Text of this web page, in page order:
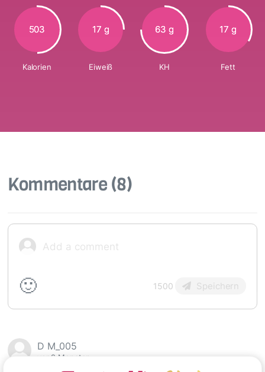
503
Kalorien
17 g
Eiweiß
63 g
KH
17 g
Fett
Kommentare (8)
🙂 1500 Speichern
D M_005
vor 2 Monaten